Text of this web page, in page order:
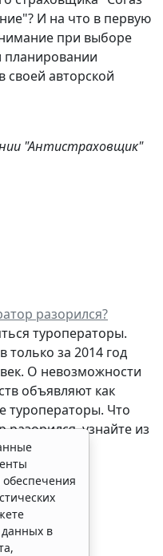
И на что в первую
при выборе
планировании
своей авторской
"Антистраховщик"
разорился?
туроператоры.
только за 2014 год
О невозможности
объявляют как
туроператоры. Что
разорился, узнайте из
данных в